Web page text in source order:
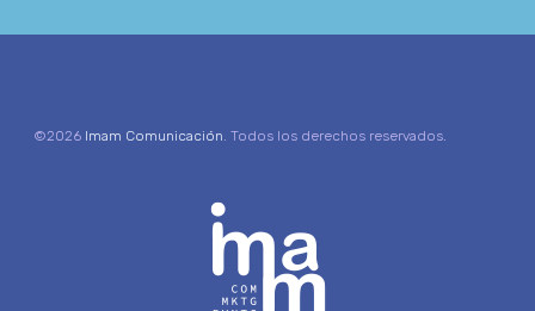
©2026 Imam Comunicación. Todos los derechos reservados.